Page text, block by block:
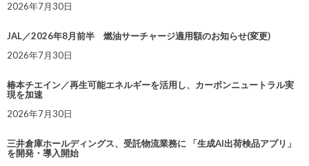
2026年7月30日
JAL／2026年8月前半 燃油サーチャージ適用額のお知らせ(変更)
2026年7月30日
椿本チエイン／再生可能エネルギーを活用し、カーボンニュートラル実
現を加速
2026年7月30日
三井倉庫ホールディングス、受託物流業務に 「生成AI出荷検品アプリ」
を開発・導入開始